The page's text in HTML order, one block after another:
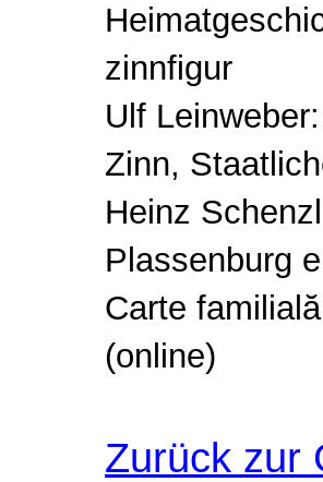
zinnfigur
Ulf
Zinn,
Heinz
Plassenburg
Carte familial ă
(online)
Zurück zur